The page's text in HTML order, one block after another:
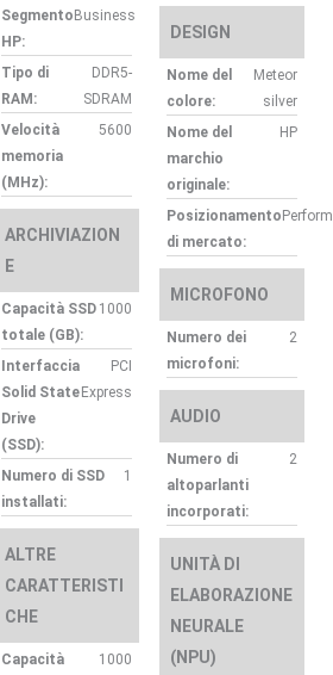
Segmento
HP:
Business
Tipo di
RAM:
DDR5-
SDRAM
Velocità
memoria
(MHz):
5600
ARCHIVIAZION
E
Capacità SSD
totale (GB):
1000
Interfaccia
Solid State
Drive
(SSD):
PCI
Express
Numero di SSD
installati:
1
ALTRE
CARATTERISTI
CHE
Capacità
1000
DESIGN
Nome del
colore:
Meteor
silver
Nome del
marchio
originale:
HP
Posizionamento
di mercato:
MICROFONO
Numero dei
microfoni:
2
AUDIO
Numero di
altoparlanti
incorporati:
2
UNITÀ DI
ELABORAZIONE
NEURALE
(NPU)